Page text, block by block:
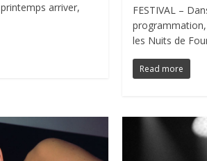
arriver,
FESTIVAL –
les Nuits de
Read more